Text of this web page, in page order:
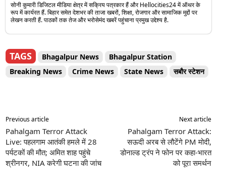
सोनी कुमारी डिजिटल मीडिया क्षेत्र में सक्रिय पत्रकार हैं और Hellocities24 में ऑथर के
रूप में कार्यरत हैं. बिहार समेत देशभर की ताजा खबरों, शिक्षा, रोजगार और सामाजिक मुद्दों पर
लेखन करती हैं. पाठकों तक तेज और भरोसेमंद खबरें पहुंचाना प्रमुख उद्देश्य है.
TAGS Bhagalpur News
Bhagalpur Station
Breaking News
Crime News State News सबौर स्टेशन
Previous article
Pahalgam Terror Attack
Live: पहलगाम आतंकी हमले में 28
पर्यटकों की मौत; अमित शाह पहुंचे
श्रीनगर, NIA करेगी घटना की जांच
Next article
Pahalgam Terror Attack:
सऊदी अरब से लौटेंगे PM मोदी,
डोनाल्ड ट्रंप ने फोन पर कहा-भारत
को पूरा समर्थन